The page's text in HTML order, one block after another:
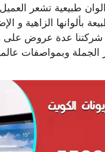
طبيعية تشعر
بألوانها الزاهية و
شركتنا عدة عروض
الجملة وبمواصفات